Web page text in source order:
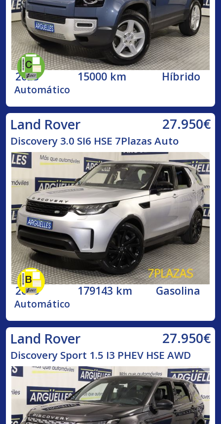
2023 15000 km Híbrido
Automático
Land Rover 27.950€
Discovery 3.0 SI6 HSE 7Plazas Auto
2018 179143 km Gasolina
Automático
Land Rover 27.950€
Discovery Sport 1.5 I3 PHEV HSE AWD